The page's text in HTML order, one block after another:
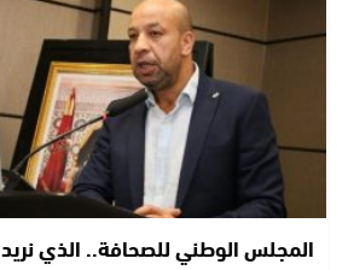
المجلس الوطني للصحافة.. الذي نريد